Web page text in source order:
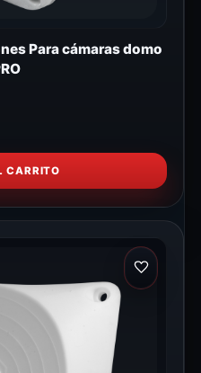
Para cámaras domo
CARRITO